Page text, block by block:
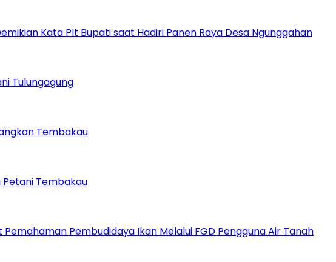
Kata Plt Bupati saat Hadiri Panen Raya Desa Ngunggahan
Tulungagung
Tembakau
Petani Tembakau
Pembudidaya Ikan Melalui FGD Pengguna Air Tanah